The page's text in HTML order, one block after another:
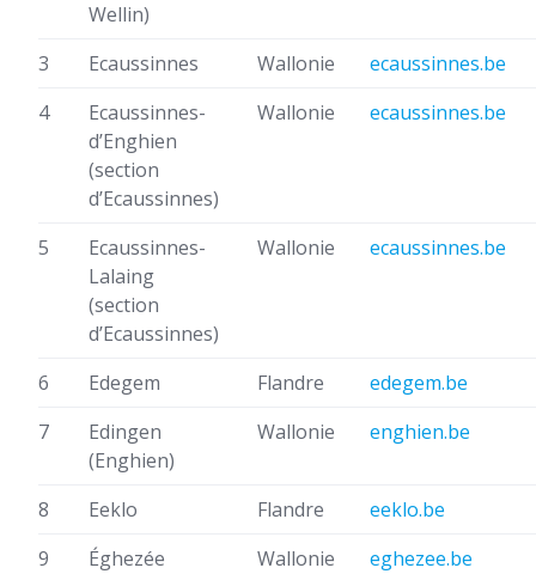
Wellin)
3 Ecaussinnes Wallonie
ecaussinnes.be
4
Ecaussinnes-
d’Enghien
(section
d’Ecaussinnes)
Wallonie ecaussinnes.be
5
Ecaussinnes-
Lalaing
(section
d’Ecaussinnes)
Wallonie ecaussinnes.be
6 Edegem Flandre
edegem.be
7
Edingen
(Enghien)
Wallonie enghien.be
8 Eeklo Flandre
eeklo.be
9
Éghezée Wallonie
eghezee.be